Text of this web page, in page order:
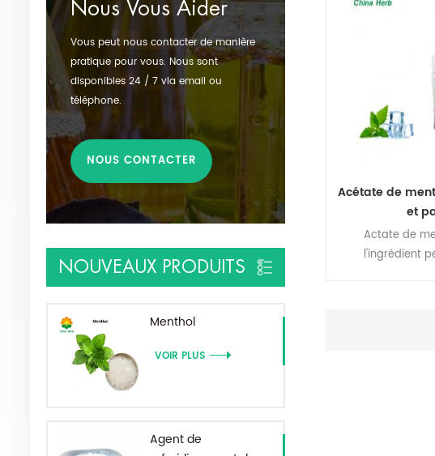
Nous Vous Aider
Vous peut nous contacter de manière
pratique pour vous. Nous sont
disponibles 24 / 7 via email ou
téléphone.
NOUS CONTACTER
NOUVEAUX PRODUITS
Menthol
VOIR PLUS
Agent de
à son odeur
Acétate de
et
Actate de
l'ingrédient